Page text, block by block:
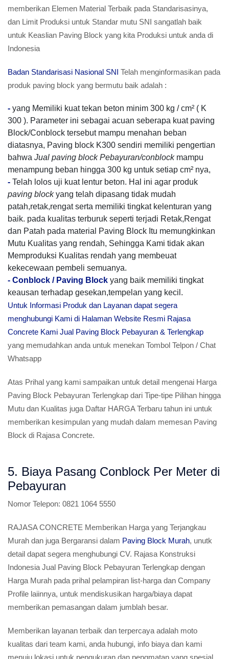
memberikan Elemen Material Terbaik pada Standarisasinya,
dan Limit Produksi untuk Standar mutu SNI sangatlah baik
untuk Keaslian Paving Block yang kita Produksi untuk anda di
Indonesia
Badan Standarisasi Nasional SNI Telah menginformasikan pada
produk paving block yang bermutu baik adalah :
- yang Memiliki kuat tekan beton minim 300 kg / cm² ( K
300 ). Parameter ini sebagai acuan seberapa kuat paving
Block/Conblock tersebut mampu menahan beban
diatasnya, Paving block K300 sendiri memiliki pengertian
bahwa Jual paving block Pebayuran/conblockmampu
menampung beban hingga 300 kg untuk setiap cm² nya,
- Telah lolos uji kuat lentur beton. Hal ini agar produk
paving blockyang telah dipasang tidak mudah
patah,retak,rengat serta memiliki tingkat kelenturan yang
baik. pada kualitas terburuk seperti terjadi Retak,Rengat
dan Patah pada material Paving Block Itu memungkinkan
Mutu Kualitas yang rendah, Sehingga Kami tidak akan
Memproduksi Kualitas rendah yang membeuat
kekecewaan pembeli semuanya.
- Conblock / Paving Block yang baik memiliki tingkat
keausan terhadap gesekan,tempelan yang kecil.
Untuk Informasi Produk dan Layanan dapat segera
menghubungi Kami di Halaman Website Resmi Rajasa
Concrete Kami Jual Paving Block Pebayuran & Terlengkap
yang memudahkan anda untuk menekan Tombol Telpon / Chat
Whatsapp
Atas Prihal yang kami sampaikan untuk detail mengenai Harga
Paving Block Pebayuran Terlengkap dari Tipe-tipe Pilihan hingga
Mutu dan Kualitas juga Daftar HARGA Terbaru tahun ini untuk
memberikan kesimpulan yang mudah dalam memesan Paving
Block di Rajasa Concrete.
5. Biaya Pasang Conblock Per Meter di
Pebayuran
Nomor Telepon: 0821 1064 5550
RAJASA CONCRETE Memberikan Harga yang Terjangkau
Murah dan juga Bergaransi dalam Paving Block Murah, unutk
detail dapat segera menghubungi CV. Rajasa Konstruksi
Indonesia Jual Paving Block Pebayuran Terlengkap dengan
Harga Murah pada prihal pelampiran list-harga dan Company
Profile laiinnya, untuk mendiskusikan harga/biaya dapat
memberikan pemasangan dalam jumblah besar.
Memberikan layanan terbaik dan terpercaya adalah moto
kualitas dari team kami, anda hubungi, info biaya dan kami
menuju lokasi untuk pengukuran dan pengmatan yang spesial